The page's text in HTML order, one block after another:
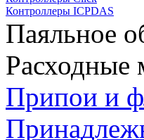
Контроллеры ICPDAS
Паяльное
Расходные
Припои и